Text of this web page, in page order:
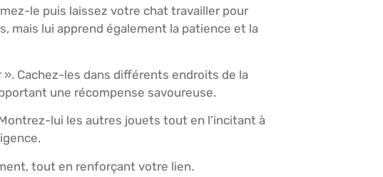
le puis laissez votre chat travailler pour
mais lui apprend également la patience et la
Cachez-les dans différents endroits de la
une récompense savoureuse.
lui les autres jouets tout en l’incitant à
tout en renforçant votre lien.